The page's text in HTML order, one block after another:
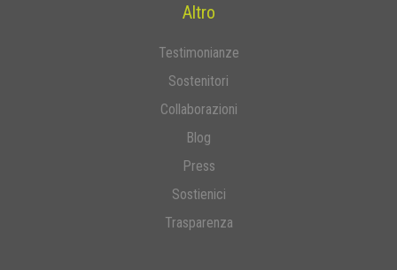
Altro
Testimonianze
Sostenitori
Collaborazioni
Blog
Press
Sostienici
Trasparenza